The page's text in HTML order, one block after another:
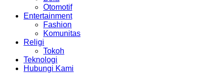
Otomotif
Entertainment
Fashion
Komunitas
Religi
Tokoh
Teknologi
Hubungi Kami